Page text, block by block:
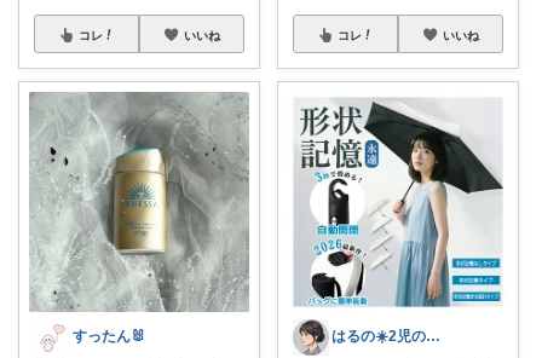
コレ いいね
すったん🐰
コレ いいね
はるの☀️2児のママ𓂃◌𓈒𓐍